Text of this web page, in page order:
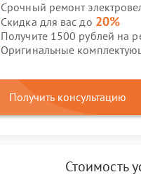
Срочный ремонт
Скидка для вас до 20%
Получите 1500 рублей на
Оригинальные
Получить консультацию
Стоимость